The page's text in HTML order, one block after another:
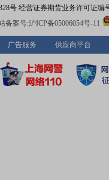
号 经营证券期货业务许可证编
备案号:沪ICP备05006054号-11
广告服务 供应商平台